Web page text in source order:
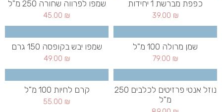
כפפת מברשת 1 יחידות
39.00 ₪
שמפו לפרווה שחורה 250 מ"ל
45.00 ₪
שמן מרולה 100 מ"ל
79.00 ₪
שמפו יבש בקופסה 150 גרם
49.00 ₪
נוזל אנטי פרזיטים לכלבים 250
מ"ל
קרם לחיות 100 מ"ל
55.00 ₪